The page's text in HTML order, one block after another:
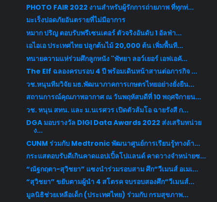
PHOTO FAIR 2022 งานสำหรับผู้รักการถ่ายภาพ ที่ทุกท่...
มะเร็งปอดภัยอันตรายที่ไม่มีอาการ
หมาก ปริญ ตอบรับพรีเซนเตอร์ ตัวจริงอันดับ 1 อัลฟ่า...
เอไอเอ ประเทศไทย ปลูกต้นไม้ 20,000 ต้น เพิ่มพื้นที...
ทนายความแห่ร่วมศึกลูกหนัง "พัทยา ลอว์เยอร์ เอฟเอคั...
The Elf ฉลองครบรอบ 4 ปี พร้อมเดินหน้าสานต่อภารกิจ ...
วช.หนุนทีมวิจัย มธ.พัฒนาภาคการเกษตรไทยอย่างยั่งยืน...
สถานการณ์คุณภาพอากาศ ณ วันพฤหัสบดีที่ 10 พฤศจิกายน...
วช. หนุน สทน. และ ม.นเรศวร เปิดตัวส้มโอ ฉายรังสี ก...
DGA มอบรางวัล DIGI Data Awards 2022 ส่งเสริมหน่วย
ง...
CUNM ร่วมกับ Medtronic พัฒนาศูนย์การเรียนรู้ทางด้า...
กระแสตอบรับดีเกินคาดแอปเปิ้ลโปแลนด์ คาดวางจำหน่ายซ...
“ณัฐกฤตา-สุวิชยา” แซงนำร่วมรอบสาม ศึก“วีเมนส์ อเมเ...
“สุวิชยา” ขยับตามผู้นำ 4 สโตรค จบรอบสองศึก“วีเมนส์...
มูลนิธิช่วยเหลือเด็ก (ประเทศไทย) ร่วมกับ กรมสุขภาพ...